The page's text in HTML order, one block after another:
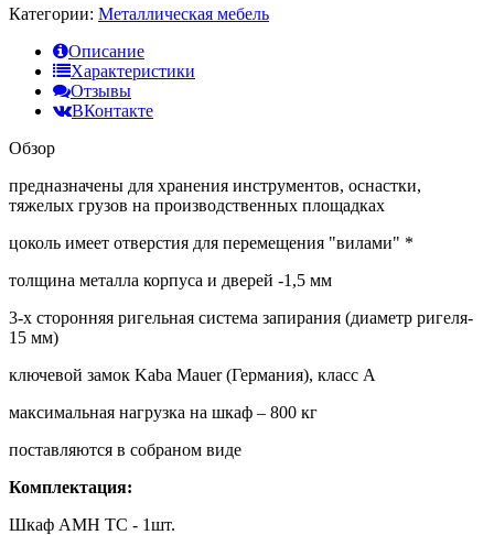
Категории: Металлическая мебель
Описание
Характеристики
Отзывы
ВКонтакте
Обзор
предназначены для хранения инструментов, оснастки,
тяжелых грузов на производственных площадках
цоколь имеет отверстия для перемещения "вилами" *
толщина металла корпуса и дверей -1,5 мм
3-х сторонняя ригельная система запирания (диаметр ригеля-
15 мм)
ключевой замок Kaba Mauer (Германия), класс A
максимальная нагрузка на шкаф – 800 кг
поставляются в собраном виде
Комплектация:
Шкаф AMH TC - 1шт.